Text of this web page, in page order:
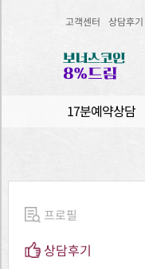
고객센터 상담후기
17분예약상담
프로필
상담후기